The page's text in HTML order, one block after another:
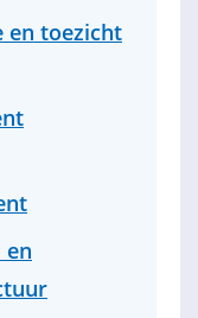
en toezicht
en